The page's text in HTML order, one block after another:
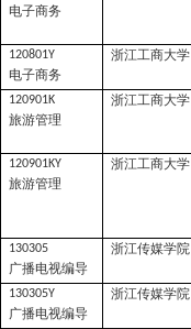
电子商务
120801Y
电子商务
浙江工商大学
120901K
旅游管理
浙江工商大学
120901KY
旅游管理
浙江工商大学
130305
广播电视编导
浙江传媒学院
130305Y
广播电视编导
浙江传媒学院